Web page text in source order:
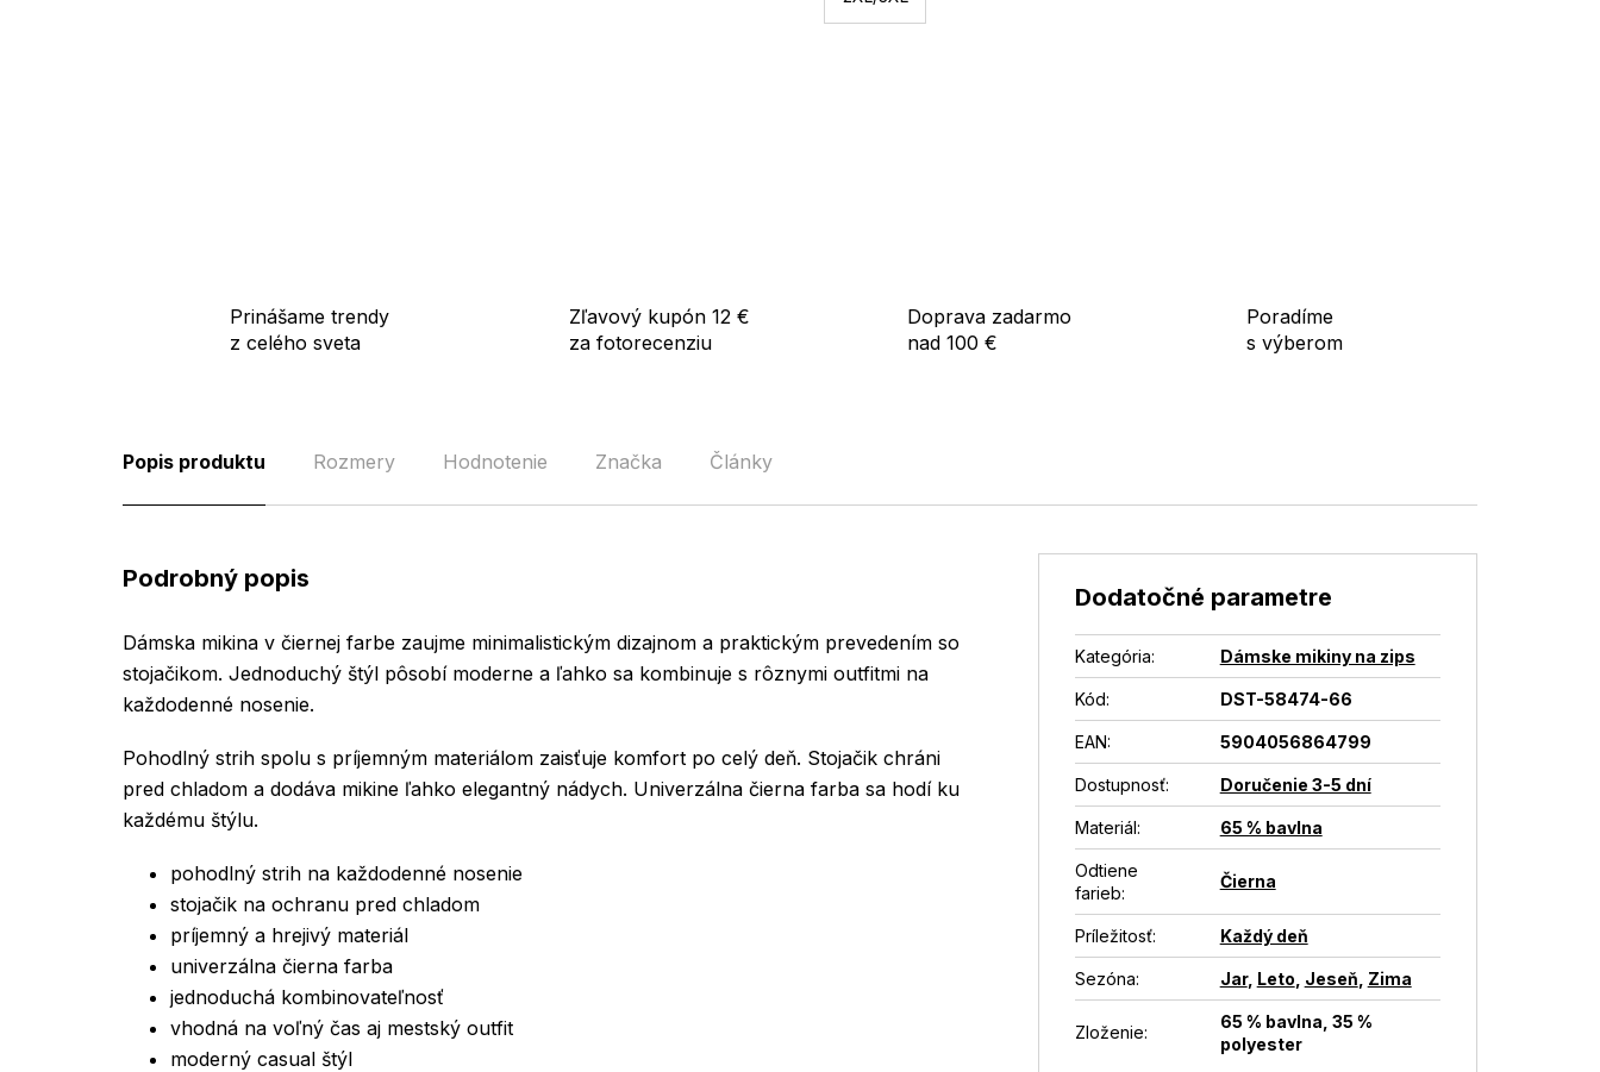
Prinášame trendy
z celého sveta
Zľavový kupón 12 €
za fotorecenziu
Doprava zadarmo
nad 100 €
Poradíme
s výberom
Popis produktu Rozmery Hodnotenie Značka Články
Podrobný popis
Dámska mikina v čiernej farbe zaujme minimalistickým dizajnom a praktickým prevedením so
stojačikom. Jednoduchý štýl pôsobí moderne a ľahko sa kombinuje s rôznymi outfitmi na
každodenné nosenie.
Pohodlný strih spolu s príjemným materiálom zaisťuje komfort po celý deň. Stojačik chráni
pred chladom a dodáva mikine ľahko elegantný nádych. Univerzálna čierna farba sa hodí ku
každému štýlu.
pohodlný strih na každodenné nosenie
stojačik na ochranu pred chladom
príjemný a hrejivý materiál
univerzálna čierna farba
jednoduchá kombinovateľnosť
vhodná na voľný čas aj mestský outfit
moderný casual štýl
Dodatočné parametre
Kategória: Dámske mikiny na zips
Kód: DST-58474-66
EAN: 5904056864799
Dostupnosť: Doručenie 3-5 dní
Materiál: 65 % bavlna
Odtiene
farieb:
Čierna
Príležitosť: Každý deň
Sezóna: Jar, Leto Jeseň Zima
Zloženie:
65 % bavlna, 35 %
polyester